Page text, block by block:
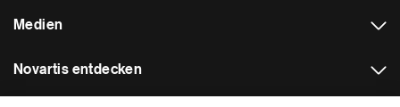
Medien
Novartis entdecken